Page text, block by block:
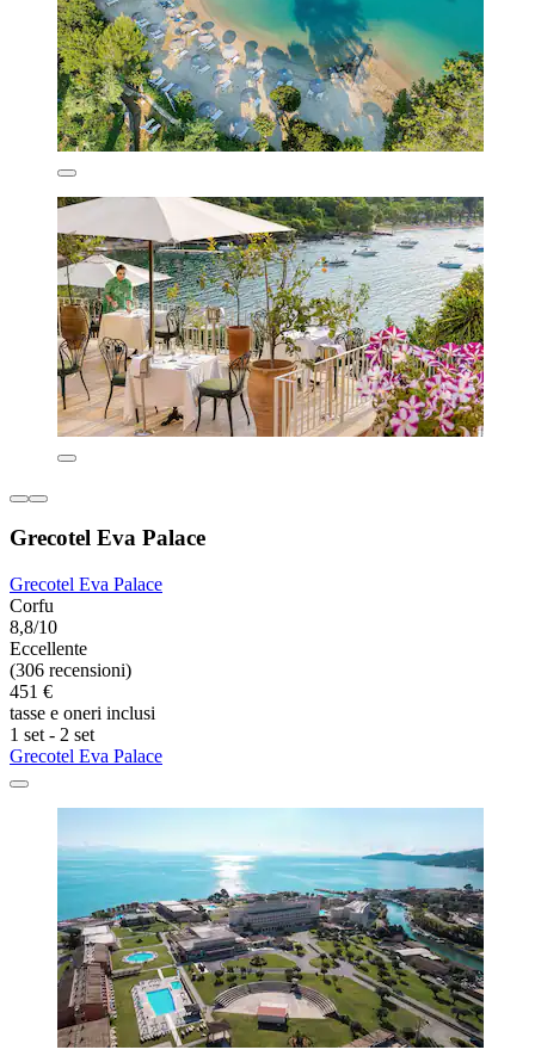
Grecotel Eva Palace
Grecotel Eva Palace
Corfu
8,8/10
Eccellente
(306 recensioni)
451 €
tasse e oneri inclusi
1 set - 2 set
Grecotel Eva Palace